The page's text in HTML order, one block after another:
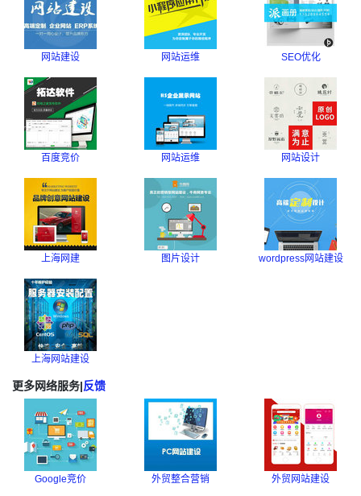
网站建设 网站运维 SEO优化
百度竞价 网站运维 网站设计
上海网建 图片设计 wordpress网站建设
上海网站建设
更多网络服务|反馈
Google竞价 外贸整合营销 外贸网站建设